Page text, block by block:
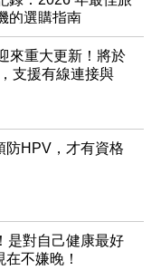
的選購指南
來重大更新！將於
支援有線連接與
防HPV，才有資格
是對自己健康最好
不嫌晚！